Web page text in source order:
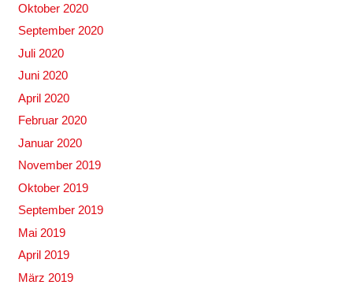
Oktober 2020
September 2020
Juli 2020
Juni 2020
April 2020
Februar 2020
Januar 2020
November 2019
Oktober 2019
September 2019
Mai 2019
April 2019
März 2019